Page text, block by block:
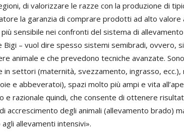
di valorizzare le razze con la produzione di
la garanzia di comprare prodotti ad alto
sensibile nei confronti del sistema di
Bigi – vuol dire spesso sistemi semibradi, ovvero,
animale e che prevedono tecniche avanzate.
in settori (maternità, svezzamento, ingrasso, ecc.),
e abbeveratoi), spazi molto più ampi e vita
e razionale quindi, che consente di ottenere
accrescimento degli animali (allevamento brado)
allevamenti intensivi».